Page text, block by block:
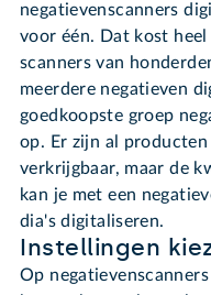
negatievenscanners
voor één. Dat kost
scanners van
meerdere negatieven
goedkoopste groep
op. Er zijn al
verkrijgbaar, maar de
kan je met een
dia's digitaliseren.
Instellingen
Op